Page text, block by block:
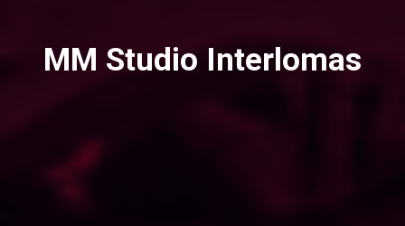
MM Studio Interlomas